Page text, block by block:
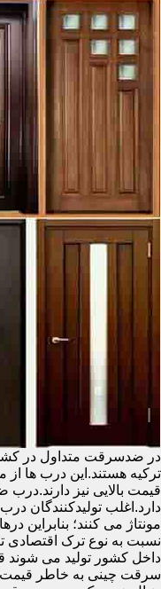
در ضدسرقت متداول در
ترکیه هستند.این درب ها از
قیمت بالایی نیز
دارد.اغلب تولیدکنندگان
مونتاژ می کنند؛ بنابراین
نسبت به نوع ترک اقتصادی
داخل کشور تولید می
سرقت چینی به خاطر قیمت